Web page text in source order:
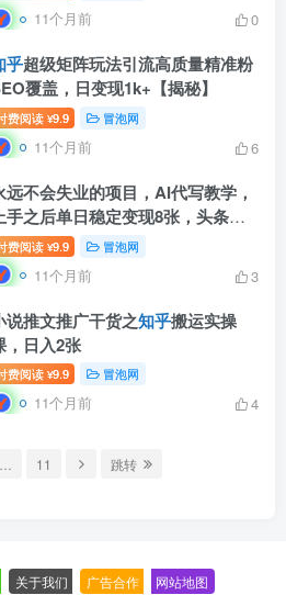
11个月前 0
乎超级矩阵玩法引流高质量精准粉
覆盖，日变现1k+【揭秘】
费阅读 ¥9.9 冒泡网
11个月前 6
远不会失业的项目，AI代写教学，
手之后单日稳定变现8张，头条、
众号、知乎等全部降维打击【揭
】
费阅读 ¥9.9 冒泡网
11个月前 3
说推文推广干货之知乎搬运实操
，日入2张
费阅读 ¥9.9 冒泡网
11个月前 4
11 跳转
关于我们 广告合作 网站地图